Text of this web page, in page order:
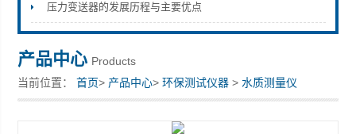
压力变送器的发展历程与主要优点
产品中心 Products
当前位置：首页> 产品中心>环保测试仪器 > 水质测量仪